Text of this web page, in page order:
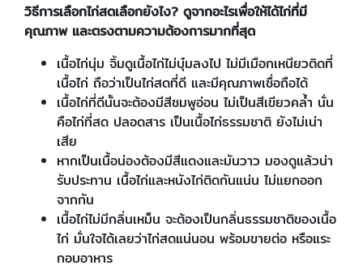
วิธีการเลือกไก่สดเลือกยังไง? ดูจากอะไรเพื่อให้ได้ไก่ที่มี
คุณภาพ และตรงตามความต้องการมากที่สุด
เนื้อไก่นุ่ม จิ้มดูเนื้อไก่ไม่บุ๋มลงไป ไม่มีเมือกเหนียวติดที่
เนื้อไก่ ถือว่าเป็นไก่สดที่ดี และมีคุณภาพเชื่อถือได้
เนื้อไก่ที่ดีนั้นจะต้องมีสีชมพูอ่อน ไม่เป็นสีเขียวคล้ำ นั่น
คือไก่ที่สด ปลอดสาร เป็นเนื้อไก่ธรรมชาติ ยังไม่เน่า
เสีย
หากเป็นเนื้อน่องต้องมีสีแดงและมันวาว มองดูแล้วน่า
รับประทาน เนื้อไก่และหนังไก่ติดกันแน่น ไม่แยกออก
จากกัน
เนื้อไก่ไม่มีกลิ่นเหม็น จะต้องเป็นกลิ่นธรรมชาติของเนื้อ
ไก่ มั่นใจได้เลยว่าไก่สดแน่นอน พร้อมขายต่อ หรือแระ
กอบอาหาร